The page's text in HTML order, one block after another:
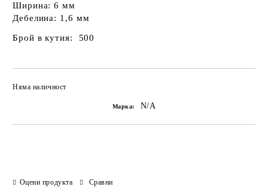
Ширина: 6 мм
Дебелина: 1,6 мм
Брой в кутия: 500
Няма наличност
Марка: N/A
Оцени продукта Сравни